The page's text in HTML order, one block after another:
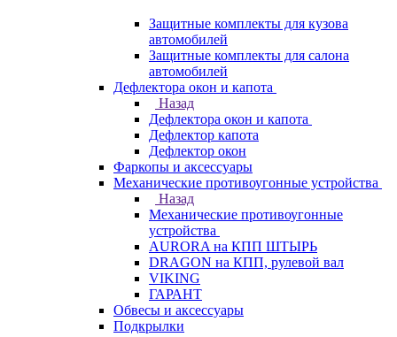
Защитные комплекты для кузова
автомобилей
Защитные комплекты для салона
автомобилей
Дефлектора окон и капота
Назад
Дефлектора окон и капота
Дефлектор капота
Дефлектор окон
Фаркопы и аксессуары
Механические противоугонные устройства
Назад
Механические противоугонные
устройства
AURORA на КПП ШТЫРЬ
DRAGON на КПП, рулевой вал
VIKING
ГАРАНТ
Обвесы и аксессуары
Подкрылки